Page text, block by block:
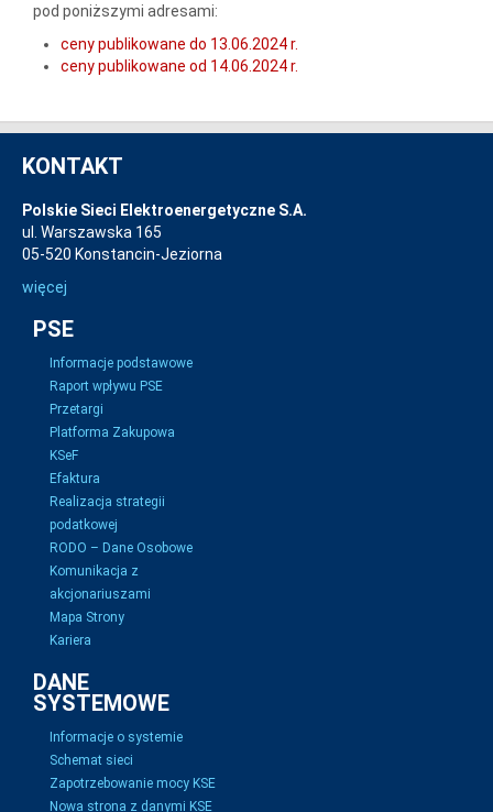
pod poniższymi adresami:
ceny publikowane do 13.06.2024 r.
ceny publikowane od 14.06.2024 r.
KONTAKT
Polskie Sieci Elektroenergetyczne S.A.
ul. Warszawska 165
05-520 Konstancin-Jeziorna
więcej
PSE
Informacje podstawowe
Raport wpływu PSE
Przetargi
Platforma Zakupowa
KSeF
Efaktura
Realizacja strategii
podatkowej
RODO – Dane Osobowe
Komunikacja z
akcjonariuszami
Mapa Strony
Kariera
DANE
SYSTEMOWE
Informacje o systemie
Schemat sieci
Zapotrzebowanie mocy KSE
Nowa strona z danymi KSE